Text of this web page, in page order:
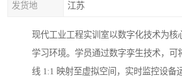
发货地 江苏
现代工业工程实训室以数字化技术为核
学习环境。学员通过数字孪生技术，可
线 1:1 映射至虚拟空间，实时监控设备